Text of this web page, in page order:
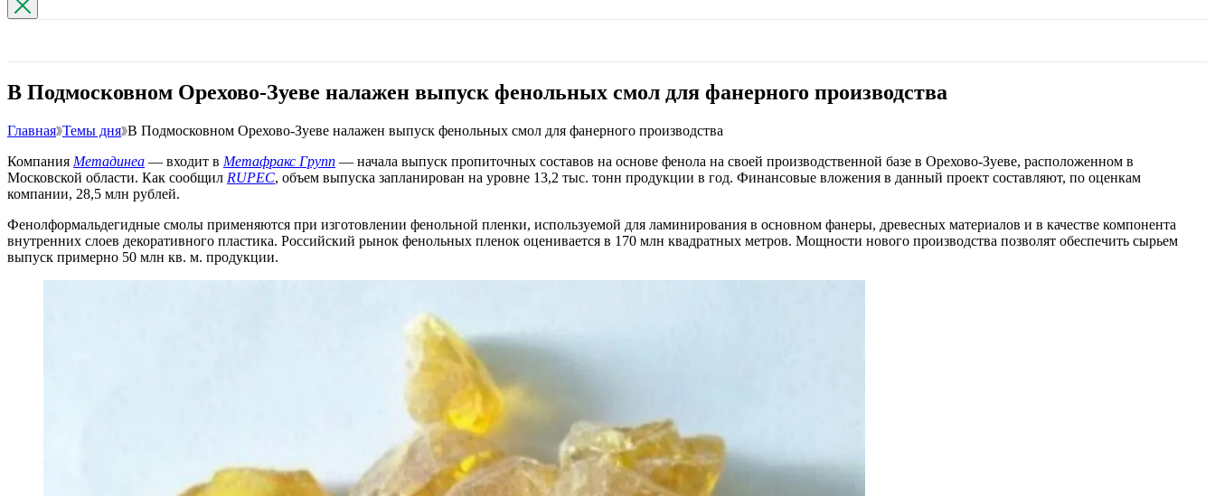
В Подмосковном Орехово-Зуеве налажен выпуск фенольных смол для фанерного производства
Главная Темы дня В Подмосковном Орехово-Зуеве налажен выпуск фенольных смол для фанерного производства
Компания Метадинеа — входит в Метафракс Групп — начала выпуск пропиточных составов на основе фенола на своей производственной базе в Орехово-Зуеве, расположенном в
Московской области. Как сообщил RUPEC, объем выпуска запланирован на уровне 13,2 тыс. тонн продукции в год. Финансовые вложения в данный проект составляют, по оценкам
компании, 28,5 млн рублей.
Фенолформальдегидные смолы применяются при изготовлении фенольной пленки, используемой для ламинирования в основном фанеры, древесных материалов и в качестве компонента
внутренних слоев декоративного пластика. Российский рынок фенольных пленок оценивается в 170 млн квадратных метров. Мощности нового производства позволят обеспечить сырьем
выпуск примерно 50 млн кв. м. продукции.